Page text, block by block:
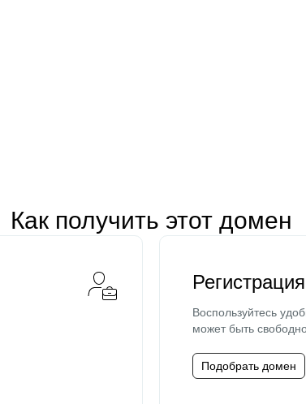
Как получить этот домен
Воспользуйтесь
может быть
Подобрать домен